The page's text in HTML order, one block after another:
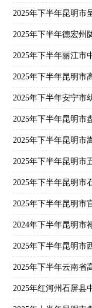
2025年下半年德宏州
2025年下半年丽江市
2025年下半年安宁市
2025年下半年昆明市
2025年下半年云南省
2025年红河州石屏县